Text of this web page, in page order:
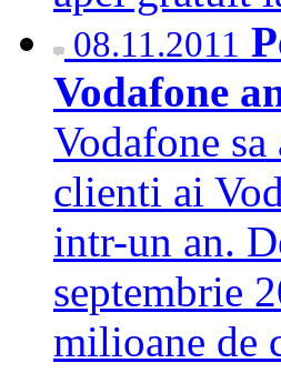
08.11.2011
Vodafone
Vodafone
clienti ai
intr-un an.
septembrie
milioane